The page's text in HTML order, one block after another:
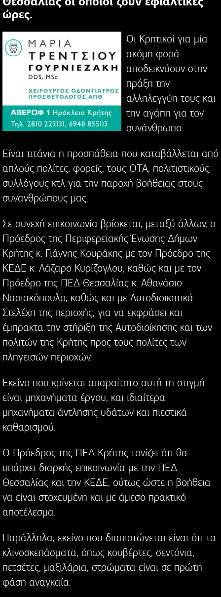
ώρες.
Οι Κρητικοί για μία
ακόμη φορά
αποδεικνύουν στην
πράξη την
αλληλεγγύη τους και
την αγάπη για τον
συνάνθρωπο.
Είναι τιτάνια η προσπάθεια που καταβάλλεται από
απλούς πολίτες, φορείς, τους ΟΤΑ, πολιτιστικούς
συλλόγους κτλ για την παροχή βοήθειας στους
συνανθρώπους μας.
Σε συνεχή επικοινωνία βρίσκεται, μεταξύ άλλων, ο
Πρόεδρος της Περιφερειακής Ένωσης Δήμων
Κρήτης κ. Γιάννης Κουράκης με τον Πρόεδρο της
ΚΕΔΕ κ. Λάζαρο Κυρίζογλου, καθώς και με τον
Πρόεδρο της ΠΕΔ Θεσσαλίας κ. Αθανάσιο
Νασιακόπουλο, καθώς και με Αυτοδιοικητικά
Στελέχη της περιοχής, για να εκφράσει και
έμπρακτα την στήριξη της Αυτοδιοίκησης και των
πολιτών της Κρήτης προς τους πολίτες των
πληγεισών περιοχών.
Εκείνο που κρίνεται απαραίτητο αυτή τη στιγμή
είναι μηχανήματα έργου, και ιδιαίτερα
μηχανήματα άντλησης υδάτων και πιεστικά
καθαρισμού.
Ο Πρόεδρος της ΠΕΔ Κρήτης τονίζει ότι θα
υπάρχει διαρκής επικοινωνία με την ΠΕΔ
Θεσσαλίας και την ΚΕΔΕ, ούτως ώστε η βοήθεια
να είναι στοχευμένη και με άμεσο πρακτικό
αποτέλεσμα.
Παράλληλα, εκείνο που διαπιστώνεται είναι ότι τα
κλινοσκεπάσματα, όπως κουβέρτες, σεντόνια,
πετσέτες, μαξιλάρια, στρώματα είναι σε πρώτη
φάση αναγκαία.